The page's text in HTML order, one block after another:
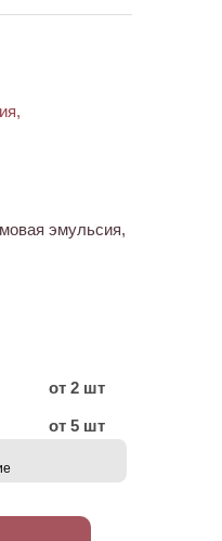
эмульсия,
от 2 шт
от 5 шт